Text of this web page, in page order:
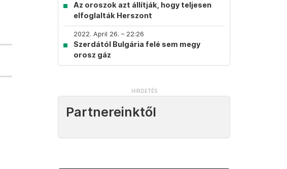
Az oroszok azt állítják, hogy teljesen
elfoglalták Herszont
2022. April 26. – 22:26
Szerdától Bulgária felé sem megy
orosz gáz
Partnereinktől